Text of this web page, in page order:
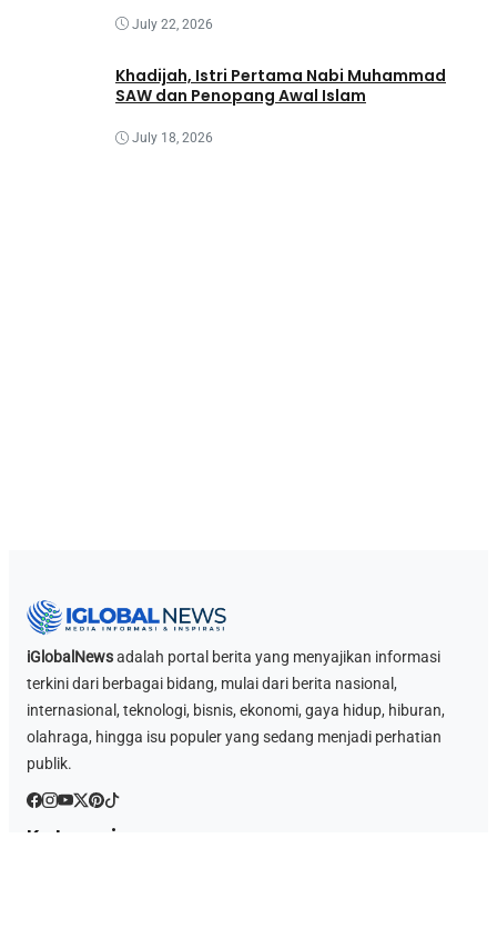
July 22, 2026
Khadijah, Istri Pertama Nabi Muhammad
SAW dan Penopang Awal Islam
July 18, 2026
iGlobalNewsadalah portal berita yang menyajikan informasi
terkini dari berbagai bidang, mulai dari berita nasional,
internasional, teknologi, bisnis, ekonomi, gaya hidup, hiburan,
olahraga, hingga isu populer yang sedang menjadi perhatian
publik.
Kategori